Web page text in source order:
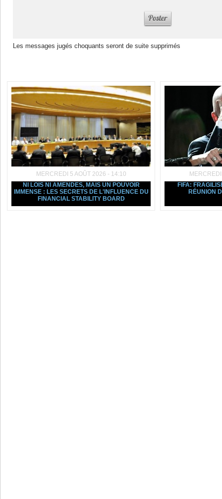
Les messages jugés choquants seront de suite supprimés
MERCREDI 5 AOÛT 2026 - 14:10
NI LOIS NI AMENDES, MAIS UN POUVOIR
IMMENSE : LES SECRETS DE L'INFLUENCE DU
FINANCIAL STABILITY BOARD
FIFA:
RÉUNION